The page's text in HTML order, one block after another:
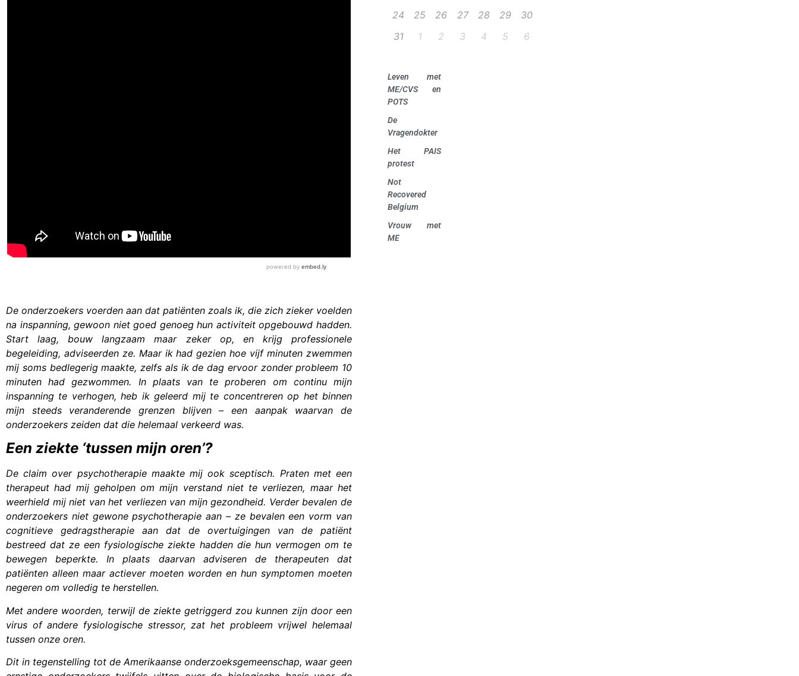
De onderzoekers voerden aan dat patiënten zoals ik, die zich zieker voelden
na inspanning, gewoon niet goed genoeg hun activiteit opgebouwd hadden.
Start laag, bouw langzaam maar zeker op, en krijg professionele
begeleiding, adviseerden ze. Maar ik had gezien hoe vijf minuten zwemmen
mij soms bedlegerig maakte, zelfs als ik de dag ervoor zonder probleem 10
minuten had gezwommen. In plaats van te proberen om continu mijn
inspanning te verhogen, heb ik geleerd mij te concentreren op het binnen
mijn steeds veranderende grenzen blijven – een aanpak waarvan de
onderzoekers zeiden dat die helemaal verkeerd was.
Een ziekte ‘tussen mijn oren’?
De claim over psychotherapie maakte mij ook sceptisch. Praten met een
therapeut had mij geholpen om mijn verstand niet te verliezen, maar het
weerhield mij niet van het verliezen van mijn gezondheid. Verder bevalen de
onderzoekers niet gewone psychotherapie aan – ze bevalen een vorm van
cognitieve gedragstherapie aan dat de overtuigingen van de patiënt
bestreed dat ze een fysiologische ziekte hadden die hun vermogen om te
bewegen beperkte. In plaats daarvan adviseren de therapeuten dat
patiënten alleen maar actiever moeten worden en hun symptomen moeten
negeren om volledig te herstellen.
Met andere woorden, terwijl de ziekte getriggerd zou kunnen zijn door een
virus of andere fysiologische stressor, zat het probleem vrijwel helemaal
tussen onze oren.
Dit in tegenstelling tot de Amerikaanse onderzoeksgemeenschap, waar geen
24
25 26 27 28 29
30
31
1 2 3 4 5 6
Leven met
ME/CVS en
POTS
De
Vragendokter
Het PAIS
protest
Not
Recovered
Belgium
Vrouw met
ME